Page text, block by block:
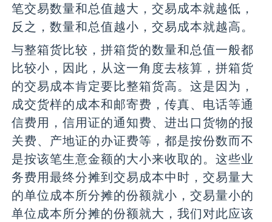
笔交易数量和总值越大，交易成本就越低，
反之，数量和总值越小，交易成本就越高。
与整箱货比较，拼箱货的数量和总值一般都
比较小，因此，从这一角度去核算，拼箱货
的交易成本肯定要比整箱货高。这是因为，
成交货样的成本和邮寄费，传真、电话等通
信费用，信用证的通知费、进出口货物的报
关费、产地证的办证费等，都是按份数而不
是按该笔生意金额的大小来收取的。这些业
务费用最终分摊到交易成本中时，交易量大
的单位成本所分摊的份额就小，交易量小的
单位成本所分摊的份额就大，我们对此应该